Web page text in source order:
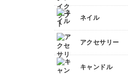
フェイクスイーツ
ミニチュアフード
ミニチュア雑貨
すべて
ドール服
ドールハウス
ネイル
すべて
ネイル検定
スカルプネイル
アクセサリー
すべて キャンドル